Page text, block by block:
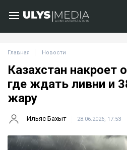
Главная Новости
Казахстан накроет
где ждать ливни и
жару
Ильяс Бахыт 28.06.2026, 17:53